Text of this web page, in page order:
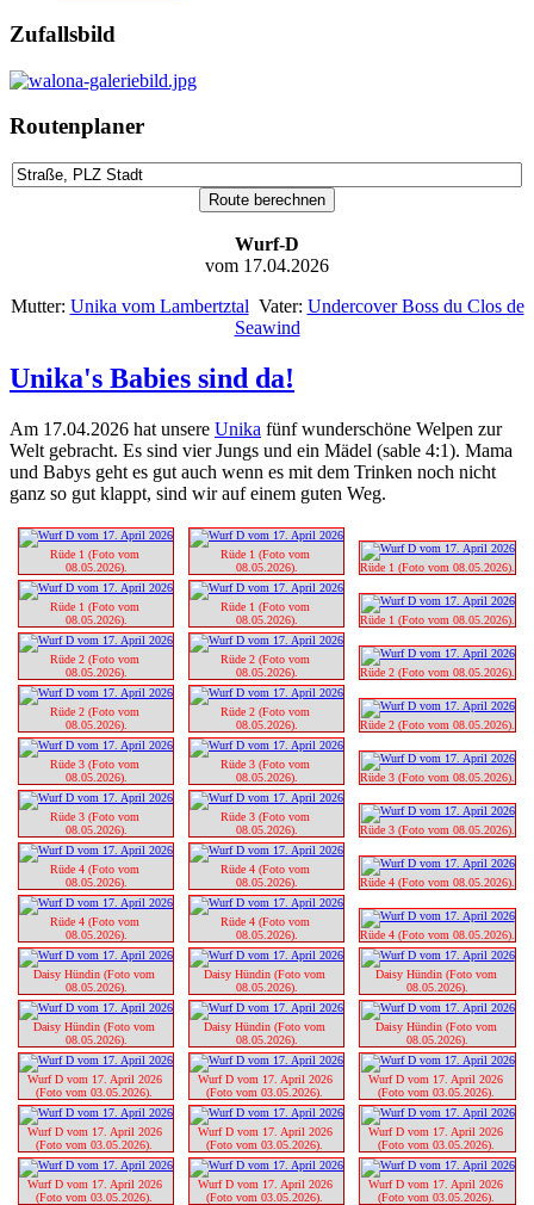
Zufallsbild
Routenplaner
Wurf-D
vom 17.04.2026
Mutter: Unika vom Lambertztal Vater: Undercover Boss du Clos de
Seawind
Unika's Babies sind da!
Am 17.04.2026 hat unsere Unika fünf wunderschöne Welpen zur
Welt gebracht. Es sind vier Jungs und ein Mädel (sable 4:1). Mama
und Babys geht es gut auch wenn es mit dem Trinken noch nicht
ganz so gut klappt, sind wir auf einem guten Weg.
Rüde 1 (Foto vom
08.05.2026).
Rüde 1 (Foto vom
08.05.2026).
Rüde 1 (Foto vom 08.05.2026).
Rüde 1 (Foto vom
08.05.2026).
Rüde 1 (Foto vom
08.05.2026).
Rüde 1 (Foto vom 08.05.2026).
Rüde 2 (Foto vom
08.05.2026).
Rüde 2 (Foto vom
08.05.2026).
Rüde 2 (Foto vom 08.05.2026).
Rüde 2 (Foto vom
08.05.2026).
Rüde 2 (Foto vom
08.05.2026).
Rüde 2 (Foto vom 08.05.2026).
Rüde 3 (Foto vom
08.05.2026).
Rüde 3 (Foto vom
08.05.2026).
Rüde 3 (Foto vom 08.05.2026).
Rüde 3 (Foto vom
08.05.2026).
Rüde 3 (Foto vom
08.05.2026).
Rüde 3 (Foto vom 08.05.2026).
Rüde 4 (Foto vom
08.05.2026).
Rüde 4 (Foto vom
08.05.2026).
Rüde 4 (Foto vom 08.05.2026).
Rüde 4 (Foto vom
08.05.2026).
Rüde 4 (Foto vom
08.05.2026).
Rüde 4 (Foto vom 08.05.2026).
Daisy Hündin (Foto vom
08.05.2026).
Daisy Hündin (Foto vom
08.05.2026).
Daisy Hündin (Foto vom
08.05.2026).
Daisy Hündin (Foto vom
08.05.2026).
Daisy Hündin (Foto vom
08.05.2026).
Daisy Hündin (Foto vom
08.05.2026).
Wurf D vom 17. April 2026
(Foto vom 03.05.2026).
Wurf D vom 17. April 2026
(Foto vom 03.05.2026).
Wurf D vom 17. April 2026
(Foto vom 03.05.2026).
Wurf D vom 17. April 2026
(Foto vom 03.05.2026).
Wurf D vom 17. April 2026
(Foto vom 03.05.2026).
Wurf D vom 17. April 2026
(Foto vom 03.05.2026).
Wurf D vom 17. April 2026
(Foto vom 03.05.2026).
Wurf D vom 17. April 2026
(Foto vom 03.05.2026).
Wurf D vom 17. April 2026
(Foto vom 03.05.2026).